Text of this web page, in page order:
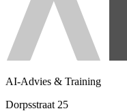
AI-Advies & Training
Dorpsstraat 25